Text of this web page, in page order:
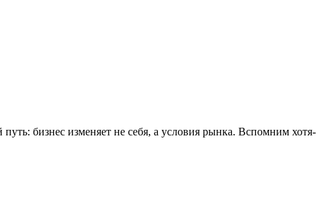
бизнес изменяет не себя, а условия рынка. Вспомним хотя-